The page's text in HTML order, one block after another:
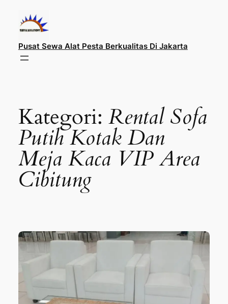
konten
Pusat Sewa Alat Pesta Berkualitas Di Jakarta
Kategori: Rental Sofa
Putih Kotak Dan
Meja Kaca VIP Area
Cibitung